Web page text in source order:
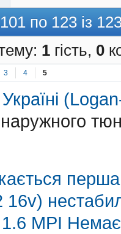
по 123 із
1 гість, 0
3 4 5
16v)
MPI Немає